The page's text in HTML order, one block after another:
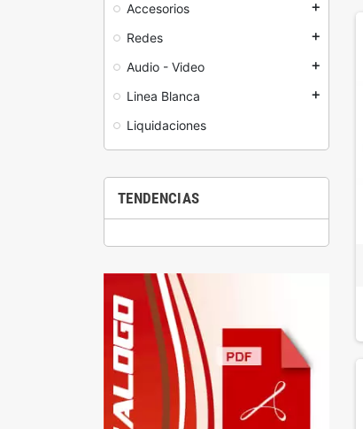
Accesorios add
Redes add
Audio - Video add
Linea Blanca add
Liquidaciones
TENDENCIAS